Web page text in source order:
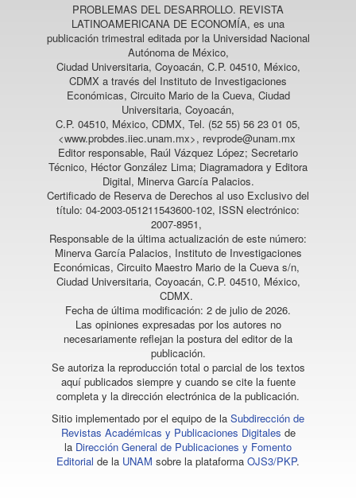
PROBLEMAS DEL DESARROLLO. REVISTA
LATINOAMERICANA DE ECONOMÍA, es una
publicación trimestral editada por la Universidad Nacional
Autónoma de México,
Ciudad Universitaria, Coyoacán, C.P. 04510, México,
CDMX a través del Instituto de Investigaciones
Económicas, Circuito Mario de la Cueva, Ciudad
Universitaria, Coyoacán,
C.P. 04510, México, CDMX, Tel. (52 55) 56 23 01 05,
<www.probdes.iiec.unam.mx>, revprode@unam.mx
Editor responsable, Raúl Vázquez López; Secretario
Técnico, Héctor González Lima; Diagramadora y Editora
Digital, Minerva García Palacios.
Certificado de Reserva de Derechos al uso Exclusivo del
título: 04-2003-051211543600-102, ISSN electrónico:
2007-8951,
Responsable de la última actualización de este número:
Minerva García Palacios, Instituto de Investigaciones
Económicas, Circuito Maestro Mario de la Cueva s/n,
Ciudad Universitaria, Coyoacán, C.P. 04510, México,
CDMX.
Fecha de última modificación: 2 de julio de 2026.
Las opiniones expresadas por los autores no
necesariamente reflejan la postura del editor de la
publicación.
Se autoriza la reproducción total o parcial de los textos
aquí publicados siempre y cuando se cite la fuente
completa y la dirección electrónica de la publicación.
Sitio implementado por el equipo de la Subdirección de
Revistas Académicas y Publicaciones Digitales de
la Dirección General de Publicaciones y Fomento
Editorial de la UNAM sobre la plataforma OJS3/PKP.